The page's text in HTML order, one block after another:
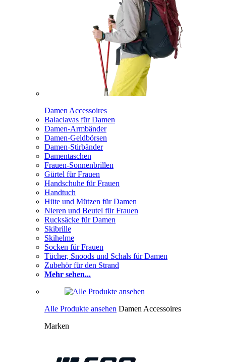
Damen Accessoires
Balaclavas für Damen
Damen-Armbänder
Damen-Geldbörsen
Damen-Stirbänder
Damentaschen
Frauen-Sonnenbrillen
Gürtel für Frauen
Handschuhe für Frauen
Handtuch
Hüte und Mützen für Damen
Nieren und Beutel für Frauen
Rucksäcke für Damen
Skibrille
Skihelme
Socken für Frauen
Tücher, Snoods und Schals für Damen
Zubehör für den Strand
Mehr sehen...
Alle Produkte ansehen Damen Accessoires
Marken